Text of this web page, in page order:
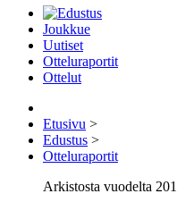
Joukkue
Uutiset
Otteluraportit
Ottelut
Etusivu >
Edustus >
Otteluraportit
Arkistosta vuodelta